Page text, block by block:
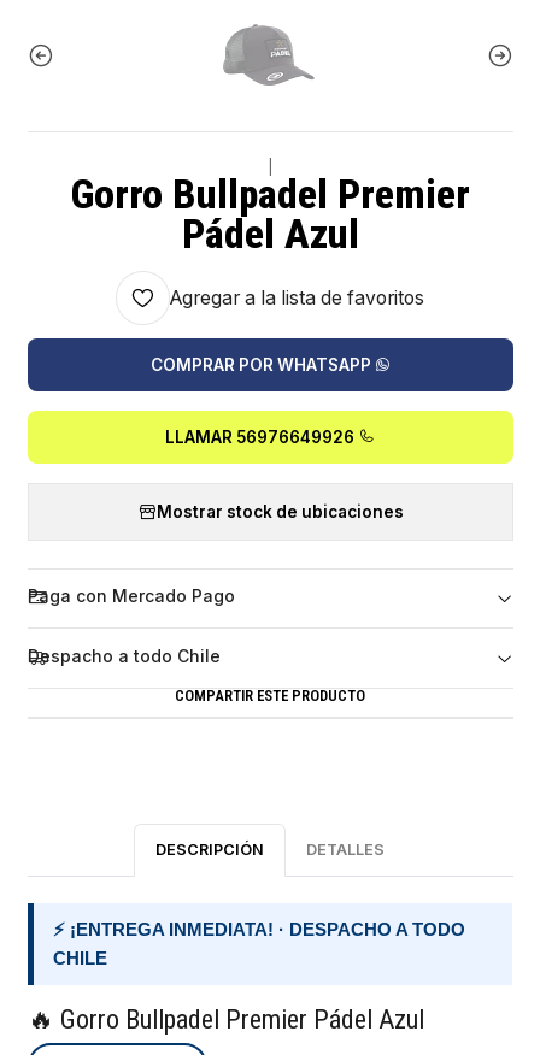
Gorro Bullpadel Premier
Pádel Azul
Agregar a la lista de favoritos
COMPRAR POR WHATSAPP
LLAMAR 56976649926
Mostrar stock de ubicaciones
Paga con Mercado Pago
Despacho a todo Chile
COMPARTIR ESTE PRODUCTO
DESCRIPCIÓN DETALLES
⚡ ¡ENTREGA INMEDIATA! · DESPACHO A TODO
CHILE
🔥 Gorro Bullpadel Premier Pádel Azul